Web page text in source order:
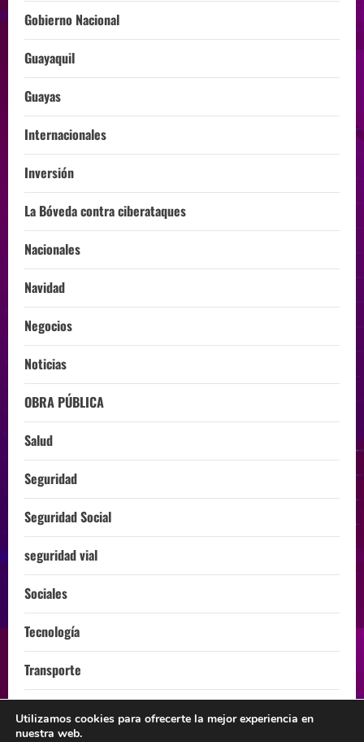
Gobierno Nacional
Guayaquil
Guayas
Internacionales
Inversión
La Bóveda contra ciberataques
Nacionales
Navidad
Negocios
Noticias
OBRA PÚBLICA
Salud
Seguridad
Seguridad Social
seguridad vial
Sociales
Tecnología
Transporte
Utilizamos cookies para ofrecerte la mejor experiencia en
nuestra web.